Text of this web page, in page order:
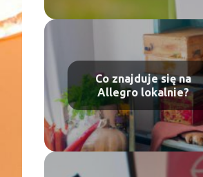
Co znajduje się na
Allegro lokalnie?